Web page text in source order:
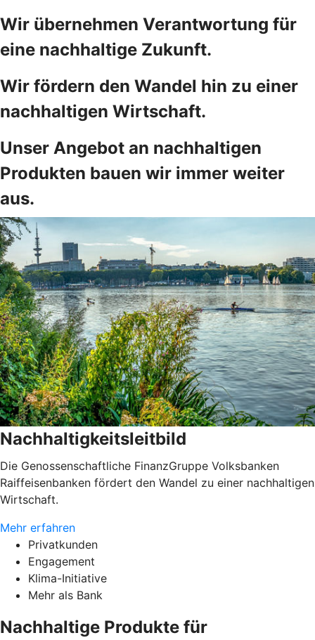
Wir übernehmen Verantwortung für
eine nachhaltige Zukunft.
Wir fördern den Wandel hin zu einer
nachhaltigen Wirtschaft.
Unser Angebot an nachhaltigen
Produkten bauen wir immer weiter
aus.
Nachhaltigkeitsleitbild
Die Genossenschaftliche FinanzGruppe Volksbanken
Raiffeisenbanken fördert den Wandel zu einer nachhaltigen
Wirtschaft.
Mehr erfahren
Privatkunden
Engagement
Klima-Initiative
Mehr als Bank
Nachhaltige Produkte für